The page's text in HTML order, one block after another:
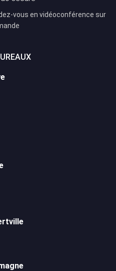
vous en vidéoconférence sur